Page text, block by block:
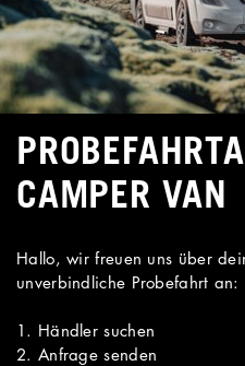
CAMPER VAN
Hallo, wir freuen uns über
unverbindliche Probefahrt an:
1. Händler suchen
2. Anfrage senden